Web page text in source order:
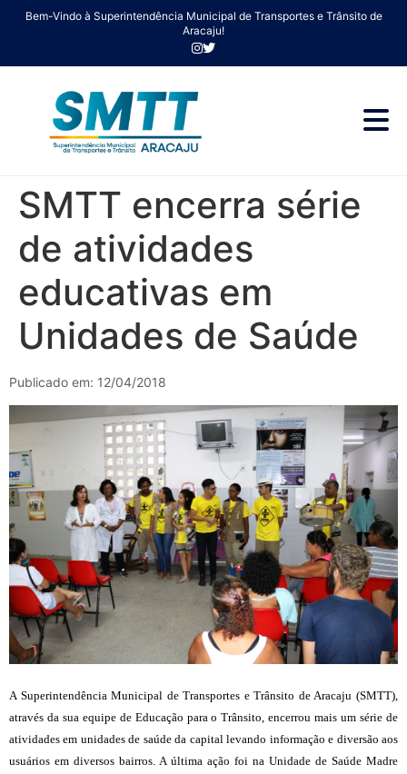
Bem-Vindo à Superintendência Municipal de Transportes e Trânsito de
Aracaju!
SMTT encerra série
de atividades
educativas em
Unidades de Saúde
Publicado em: 12/04/2018
A Superintendência Municipal de Transportes e Trânsito de Aracaju (SMTT),
através da sua equipe de Educação para o Trânsito, encerrou mais um série de
atividades em unidades de saúde da capital levando informação e diversão aos
usuários em diversos bairros. A última ação foi na Unidade de Saúde Madre